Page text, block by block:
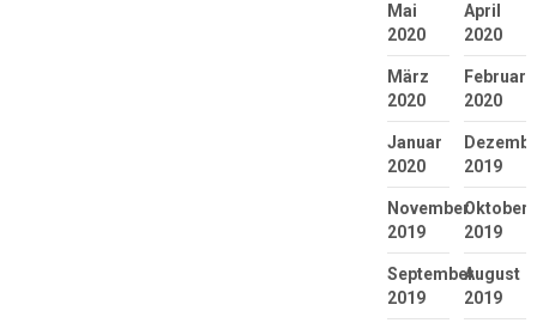
Mai
2020
April
2020
März
2020
Februar
2020
Januar
2020
2019
November
2019
Oktober
2019
September
2019
August
2019